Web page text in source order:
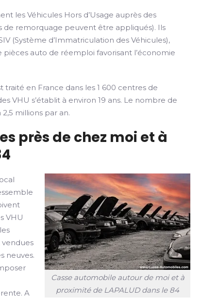
les Véhicules Hors d’Usage auprès des
de remorquage peuvent être appliqués). Ils
(Système d’Immatriculation des Véhicules),
auto de réemploi favorisant l’économie
traité en France dans les 1 600 centres de
VHU s’établit à environ 19 ans. Le nombre de
millions par an.
près de chez moi et à
Casse automobile autour de moi et à
proximité de LAPALUD dans le 84
VHU
vendues
neuves.
A